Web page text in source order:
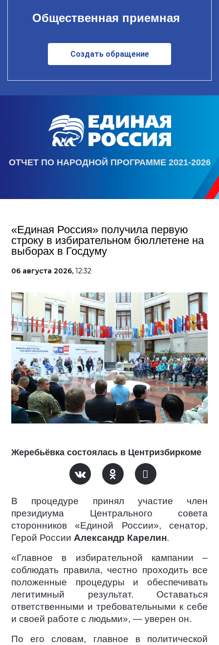
Общественная приемная
Создать обращение
ОТЧЕТ ПО НАРОДНОЙ ПРОГРАММЕ 2021-2026
«Единая Россия» получила первую
строку в избирательном бюллетене на
выборах в Госдуму
06 августа 2026, 12:32
Жеребьёвка состоялась в Центризбиркоме
В процедуре принял участие член
президиума Центрального совета
сторонников «Единой России», сенатор,
Герой России Александр Карелин.
«Главное в избирательной кампании –
соблюдать правила, честно проходить все
положенные процедуры и обеспечивать
легитимный результат. Оставаться
ответственными и требовательными к себе
и своей работе с людьми», — уверен он.
По его словам, главное в политической